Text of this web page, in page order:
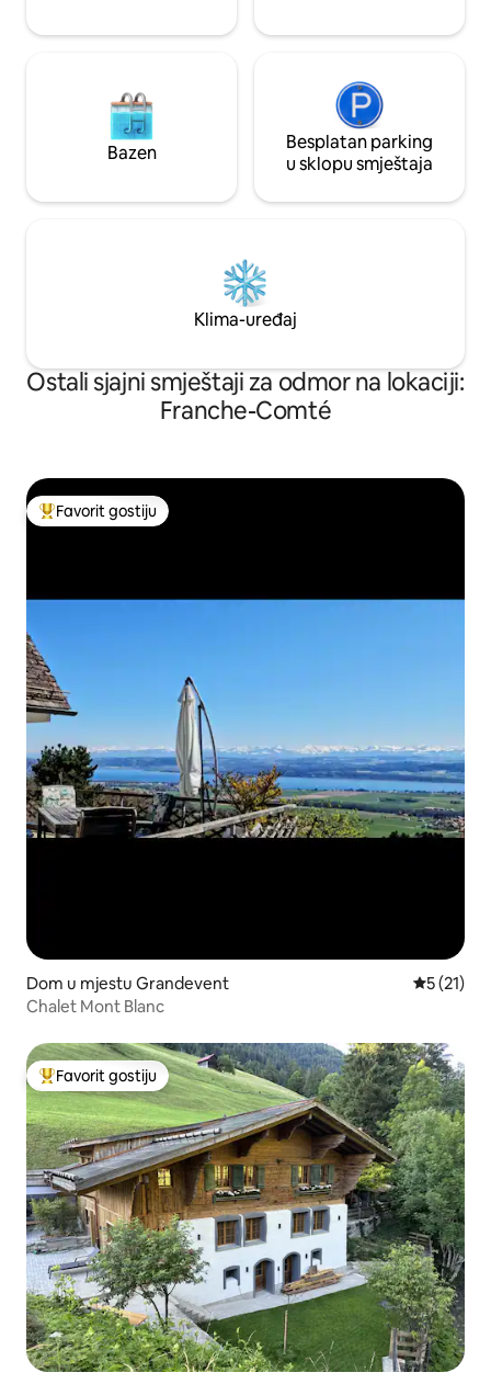
Bazen
Besplatan parking
u sklopu smještaja
Klima-uređaj
Ostali sjajni smještaji za odmor na lokaciji:
Franche-Comté
Glavni favorit gostiju
Favorit gostiju
Dom u mjestu Grandevent Prosječna
5 (21)
Chalet Mont Blanc
Glavni favorit gostiju
Favorit gostiju